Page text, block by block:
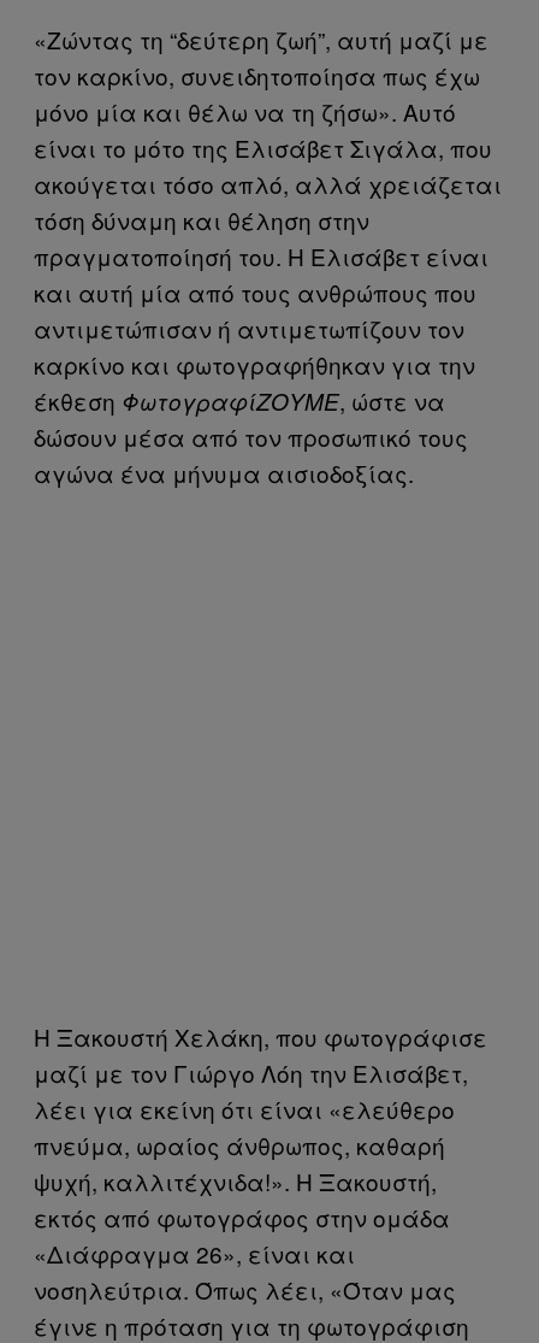
«Ζώντας τη “δεύτερη ζωή”, αυτή μαζί με
τον καρκίνο, συνειδητοποίησα πως έχω
μόνο μία και θέλω να τη ζήσω». Αυτό
είναι το μότο της Ελισάβετ Σιγάλα, που
ακούγεται τόσο απλό, αλλά χρειάζεται
τόση δύναμη και θέληση στην
πραγματοποίησή του. Η Ελισάβετ είναι
και αυτή μία από τους ανθρώπους που
αντιμετώπισαν ή αντιμετωπίζουν τον
καρκίνο και φωτογραφήθηκαν για την
έκθεση ΦωτογραφίΖΟΥΜΕ, ώστε να
δώσουν μέσα από τον προσωπικό τους
αγώνα ένα μήνυμα αισιοδοξίας.
Η Ξακουστή Χελάκη, που φωτογράφισε
μαζί με τον Γιώργο Λόη την Ελισάβετ,
λέει για εκείνη ότι είναι «ελεύθερο
πνεύμα, ωραίος άνθρωπος, καθαρή
ψυχή, καλλιτέχνιδα!». Η Ξακουστή,
εκτός από φωτογράφος στην ομάδα
«Διάφραγμα 26», είναι και
νοσηλεύτρια. Όπως λέει, «Όταν μας
έγινε η πρόταση για τη φωτογράφιση